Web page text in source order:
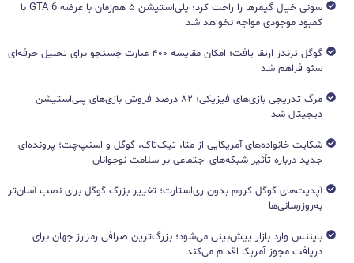
سونی خیال گیمرها را راحت کرد؛ پلی‌استیشن ۵ هم‌زمان با عرضه GTA 6 با
کمبود موجودی مواجه نخواهد شد
گوگل ترندز ارتقا یافت؛ امکان مقایسه ۴۰۰ عبارت جستجو برای تحلیل حرفه‌ای
سئو فراهم شد
مرگ تدریجی بازی‌های فیزیکی؛ ۸۲ درصد فروش بازی‌های پلی‌استیشن
دیجیتال شد
شکایت خانواده‌های آمریکایی از متا، تیک‌تاک، گوگل و اسنپ‌چت؛ پرونده‌ای
جدید درباره تأثیر شبکه‌های اجتماعی بر سلامت نوجوانان
آپدیت‌های گوگل کروم بدون ری‌استارت؛ تغییر بزرگ گوگل برای نصب آسان‌تر
به‌روزرسانی‌ها
بایننس وارد بازار پیش‌بینی می‌شود؛ بزرگ‌ترین صرافی رمزارز جهان برای
دریافت مجوز آمریکا اقدام می‌کند